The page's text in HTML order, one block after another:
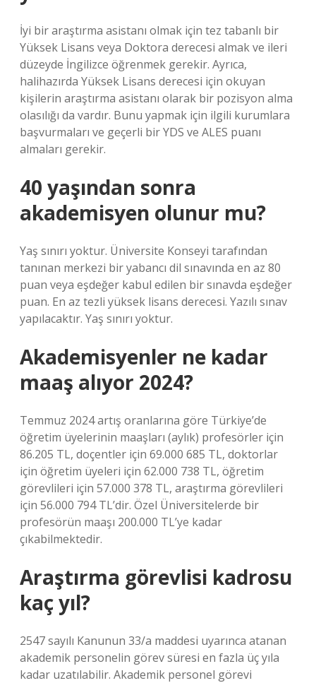
İyi bir araştırma asistanı olmak için tez tabanlı bir
Yüksek Lisans veya Doktora derecesi almak ve ileri
düzeyde İngilizce öğrenmek gerekir. Ayrıca,
halihazırda Yüksek Lisans derecesi için okuyan
kişilerin araştırma asistanı olarak bir pozisyon alma
olasılığı da vardır. Bunu yapmak için ilgili kurumlara
başvurmaları ve geçerli bir YDS ve ALES puanı
almaları gerekir.
40 yaşından sonra
akademisyen olunur mu?
Yaş sınırı yoktur. Üniversite Konseyi tarafından
tanınan merkezi bir yabancı dil sınavında en az 80
puan veya eşdeğer kabul edilen bir sınavda eşdeğer
puan. En az tezli yüksek lisans derecesi. Yazılı sınav
yapılacaktır. Yaş sınırı yoktur.
Akademisyenler ne kadar
maaş alıyor 2024?
Temmuz 2024 artış oranlarına göre Türkiye’de
öğretim üyelerinin maaşları (aylık) profesörler için
86.205 TL, doçentler için 69.000 685 TL, doktorlar
için öğretim üyeleri için 62.000 738 TL, öğretim
görevlileri için 57.000 378 TL, araştırma görevlileri
için 56.000 794 TL’dir. Özel Üniversitelerde bir
profesörün maaşı 200.000 TL’ye kadar
çıkabilmektedir.
Araştırma görevlisi kadrosu
kaç yıl?
2547 sayılı Kanunun 33/a maddesi uyarınca atanan
akademik personelin görev süresi en fazla üç yıla
kadar uzatılabilir. Akademik personel görevi